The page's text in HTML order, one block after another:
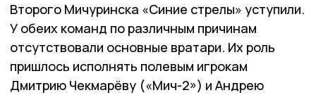
Второго Мичуринска «Синие стрелы» уступили.
У обеих команд по различным причинам
отсутствовали основные вратари. Их роль
пришлось исполнять полевым игрокам
Дмитрию Чекмарёву («Мич-2») и Андрею